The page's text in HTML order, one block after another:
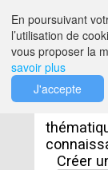
Créer
En poursuivant
l’utilisation de
vous proposer la
savoir plus
J'accepte